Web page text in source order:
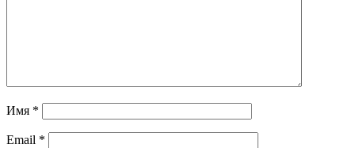
Имя *
Email *